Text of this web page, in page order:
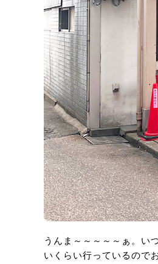
うんま～～～～～ぁ。い
いくらい行っているので